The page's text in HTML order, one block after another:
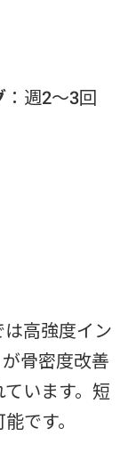
：週2〜3回
高強度イン
骨密度改善
います。短
です。